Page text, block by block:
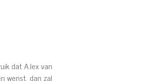
dat A.lex van
wenst, dan zal